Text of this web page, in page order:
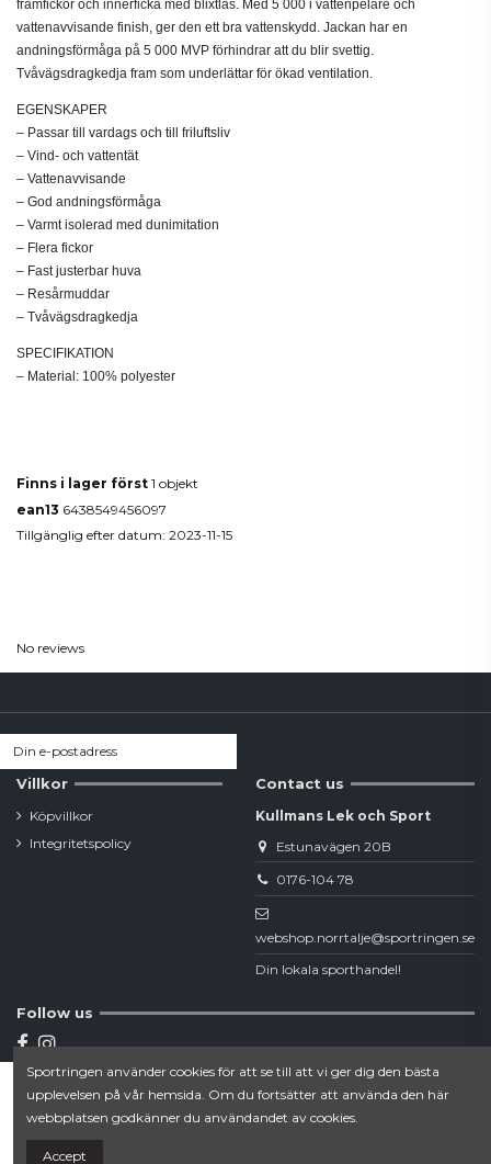
Lägg till i varukorgen
framfickor och innerficka med blixtlås. Med 5 000 i vattenpelare och
vattenavvisande finish, ger den ett bra vattenskydd. Jackan har en
andningsförmåga på 5 000 MVP förhindrar att du blir svettig.
Tvåvägsdragkedja fram som underlättar för ökad ventilation.
EGENSKAPER
– Passar till vardags och till friluftsliv
– Vind- och vattentät
– Vattenavvisande
– God andningsförmåga
– Varmt isolerad med dunimitation
– Flera fickor
– Fast justerbar huva
– Resårmuddar
– Tvåvägsdragkedja
SPECIFIKATION
– Material: 100% polyester
Finns i lager först 1 objekt
ean13 6438549456097
Tillgänglig efter datum: 2023-11-15
No reviews
Villkor
Köpvillkor
Integritetspolicy
Contact us
Kullmans Lek och Sport
Estunavägen 20B
0176-104 78
webshop.norrtalje@sportringen.se
Din lokala sporthandel!
Follow us
Newsletter
Sportringen använder cookies för att se till att vi ger dig den bästa
upplevelsen på vår hemsida. Om du fortsätter att använda den här
webbplatsen godkänner du användandet av cookies.
Accept